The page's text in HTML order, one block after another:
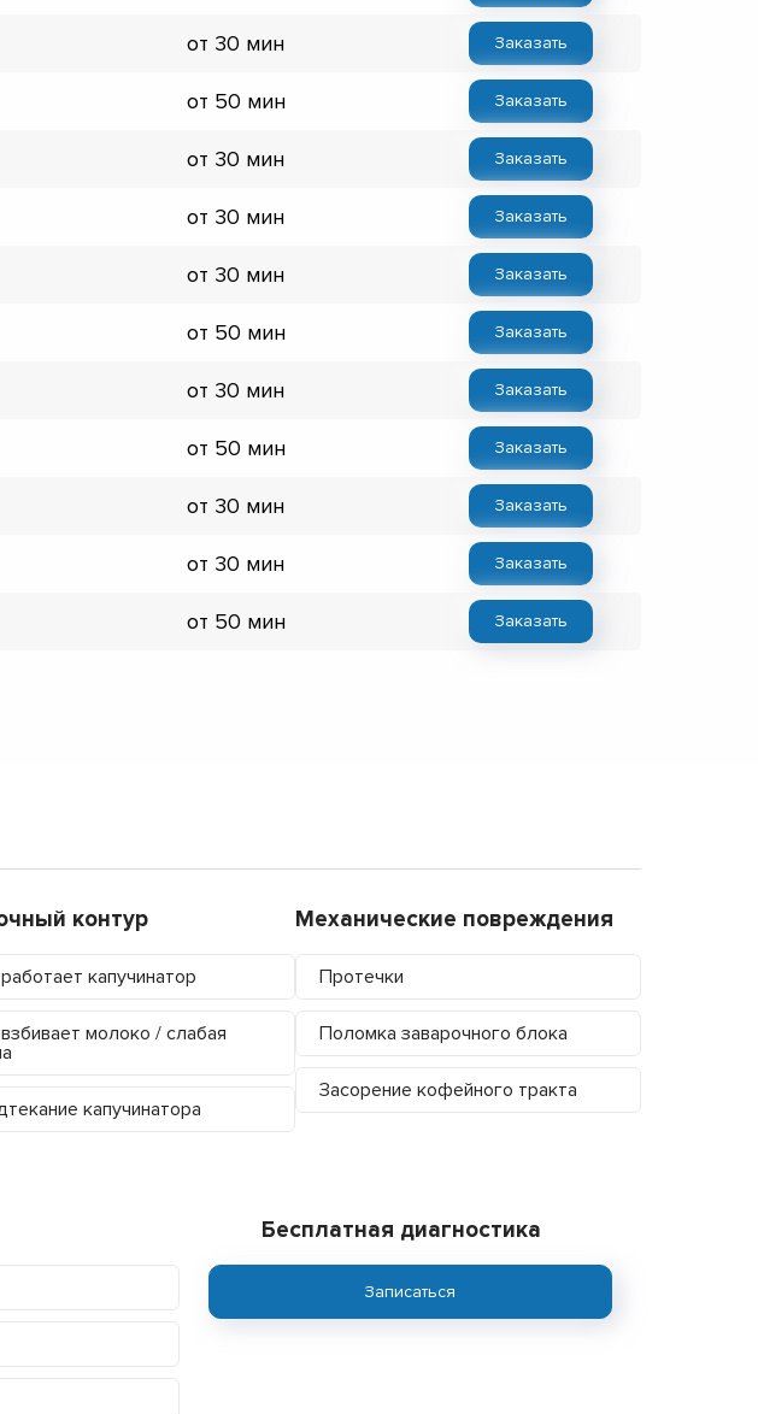
от 30 мин Заказать
от 50 мин Заказать
от 30 мин Заказать
от 30 мин Заказать
от 30 мин Заказать
от 50 мин Заказать
от 30 мин Заказать
от 50 мин Заказать
от 30 мин Заказать
от 30 мин Заказать
от 50 мин Заказать
контур
капучинатор
молоко / слабая
капучинатора
Механические повреждения
Протечки
Поломка заварочного блока
Засорение кофейного тракта
Бесплатная диагностика
Записаться